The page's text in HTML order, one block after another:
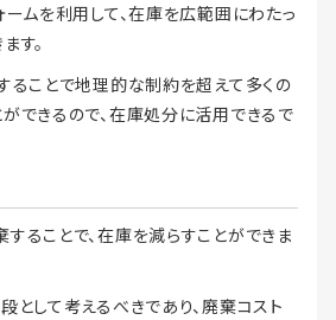
ームを利用して、在庫を広範囲にわたっ
す。
ることで地理的な制約を超えて多くの
できるので、在庫処分に活用できるで
ることで、在庫を減らすことができま
として考えるべきであり、廃棄コスト